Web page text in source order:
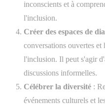
inconscients et à
l'inclusion.
Créer des espaces de
conversations ouvertes et
l'inclusion. Il peut s'agir
discussions informelles.
Célébrer la diversité :
événements culturels et